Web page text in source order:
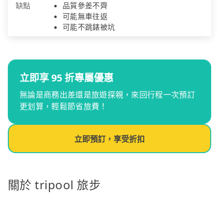
缺點
品質參差不齊
可能無車往返
可能不跳錶被坑
立即享 95 折專屬優惠
無論是商務出差還是旅遊探親，來回行程一次預訂
更划算，輕鬆節省旅費！
立即預訂，享受折扣
關於 tripool 旅步